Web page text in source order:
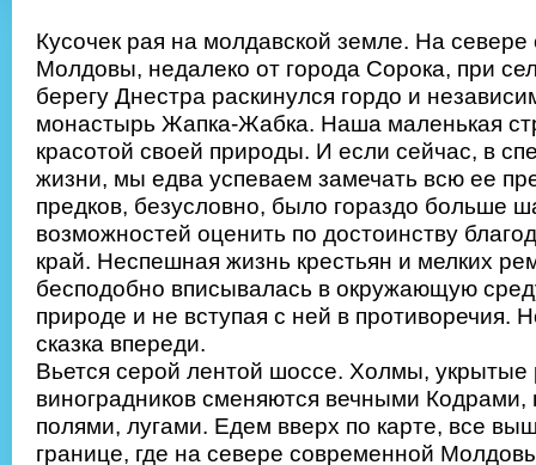
Кусочек рая на молдавской земле. На
Молдовы, недалеко от города Сорока, при
берегу Днестра раскинулся гордо и
монастырь Жапка-Жабка. Наша маленькая
красотой своей природы. И если сейчас, в
жизни, мы едва успеваем замечать всю ее
предков, безусловно, было гораздо больше
возможностей оценить по достоинству
край. Неспешная жизнь крестьян и мелких
бесподобно вписывалась в окружающую
природе и не вступая с ней в противоречия.
сказка впереди.
Вьется серой лентой шоссе. Холмы, укрытые
виноградников сменяются вечными
полями, лугами. Едем вверх по карте, все
границе, где на севере современной